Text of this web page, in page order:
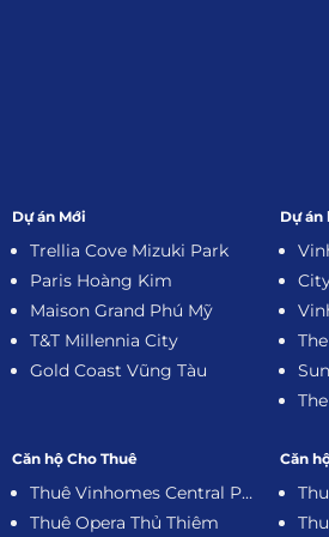
Dự án Mới
Trellia Cove Mizuki Park
Paris Hoàng Kim
Maison Grand Phú Mỹ
T&T Millennia City
Gold Coast Vũng Tàu
Dự án
Căn hộ Cho Thuê
Thuê Vinhomes Central Park
Thuê Opera Thủ Thiêm
Căn